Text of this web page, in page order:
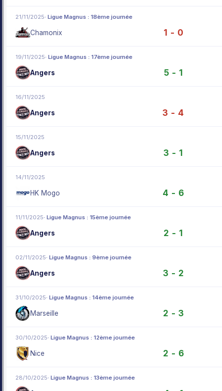
21/11/2025· Ligue Magnus : 18ème journée
Chamonix 1 - 0
19/11/2025· Ligue Magnus : 17ème journée
Angers 5 - 1
16/11/2025
Angers 3 - 4
15/11/2025
Angers 3 - 1
14/11/2025
HK Mogo 4 - 6
11/11/2025· Ligue Magnus : 15ème journée
Angers 2 - 1
02/11/2025· Ligue Magnus : 9ème journée
Angers 3 - 2
31/10/2025· Ligue Magnus : 14ème journée
Marseille 2 - 3
30/10/2025· Ligue Magnus : 12ème journée
Nice 2 - 6
28/10/2025· Ligue Magnus : 13ème journée